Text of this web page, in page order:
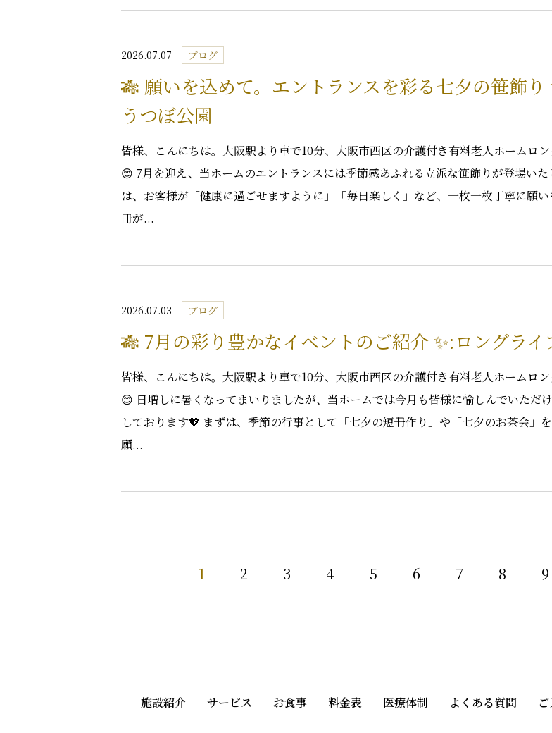
2026.07.07 ブログ
🎋 願いを込めて。エントランスを彩る七夕の笹飾り
うつぼ公園
皆様、こんにちは。大阪駅より車で10分、大阪市西区の介護付き有料老人ホームロ
😊 7月を迎え、当ホームのエントランスには季節感あふれる立派な笹飾りが登場い
は、お客様が「健康に過ごせますように」「毎日楽しく」など、一枚一枚丁寧に願
冊が...
2026.07.03 ブログ
🎋 7月の彩り豊かなイベントのご紹介 ✨:ロングライ
皆様、こんにちは。大阪駅より車で10分、大阪市西区の介護付き有料老人ホームロ
😊 日増しに暑くなってまいりましたが、当ホームでは今月も皆様に愉しんでいただ
しております💖 まずは、季節の行事として「七夕の短冊作り」や「七夕のお茶会」
願...
1 2 3 4 5 6 7 8 9
施設紹介 サービス お食事 料金表 医療体制 よくある質問